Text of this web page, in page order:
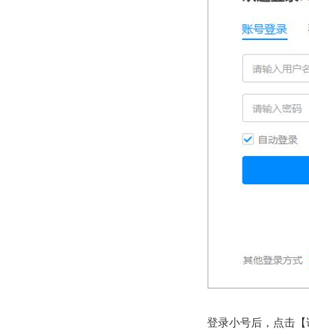
登录小号后，点击